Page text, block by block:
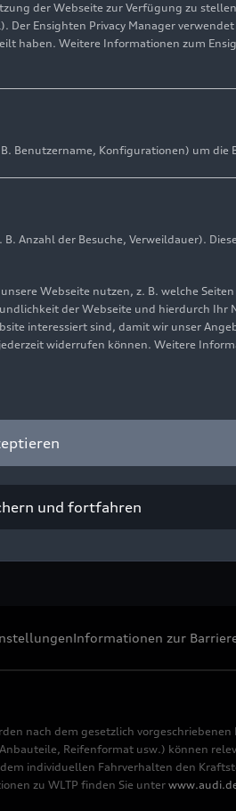
Informationen zur
nach dem gesetzlich
Reifenformat usw.) können
individuellen Fahrverhalten den
zu WLTP finden Sie unter
der Webseite zur Verfügung zu
Ensighten Privacy Manager
haben. Weitere Informationen zum
Benutzername, Konfigurationen) um
Anzahl der Besuche, Verweildauer).
Webseite nutzen, z. B. welche
der Webseite und hierdurch Ihr
interessiert sind, damit wir unser
widerrufen können. Weitere
und fortfahren